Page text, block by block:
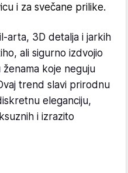
i za svečane prilike.
arta, 3D detalja i jarkih
ali sigurno izdvojio
koje neguju
trend slavi prirodnu
eleganciju,
i izrazito